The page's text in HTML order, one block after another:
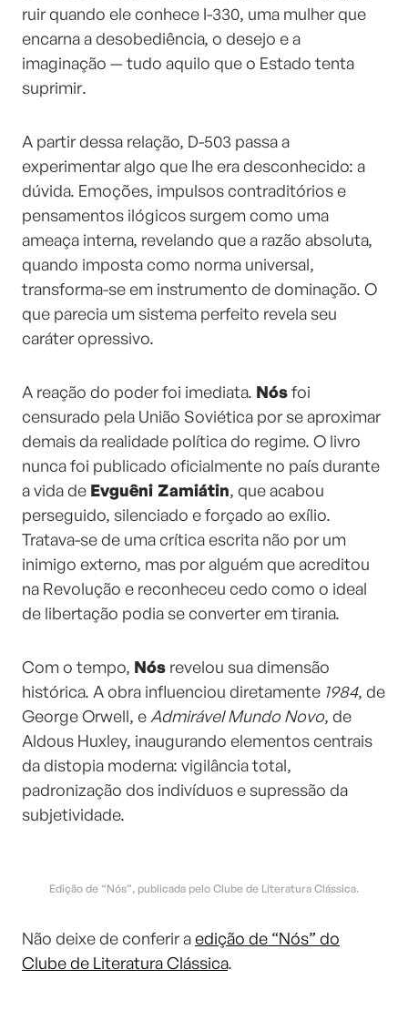
ruir quando ele conhece I-330, uma mulher que
encarna a desobediência, o desejo e a
imaginação — tudo aquilo que o Estado tenta
suprimir.
A partir dessa relação, D-503 passa a
experimentar algo que lhe era desconhecido: a
dúvida. Emoções, impulsos contraditórios e
pensamentos ilógicos surgem como uma
ameaça interna, revelando que a razão absoluta,
quando imposta como norma universal,
transforma-se em instrumento de dominação. O
que parecia um sistema perfeito revela seu
caráter opressivo.
A reação do poder foi imediata. Nósfoi
censurado pela União Soviética por se aproximar
demais da realidade política do regime. O livro
nunca foi publicado oficialmente no país durante
a vida de Evguêni Zamiátin, que acabou
perseguido, silenciado e forçado ao exílio.
Tratava-se de uma crítica escrita não por um
inimigo externo, mas por alguém que acreditou
na Revolução e reconheceu cedo como o ideal
de libertação podia se converter em tirania.
Com o tempo, Nós revelou sua dimensão
histórica. A obra influenciou diretamente 1984, de
George Orwell, e Admirável Mundo Novo, de
Aldous Huxley, inaugurando elementos centrais
da distopia moderna: vigilância total,
padronização dos indivíduos e supressão da
subjetividade.
Edição de “Nós”, publicada pelo Clube de Literatura Clássica.
Não deixe de conferir aedição de “Nós” do
Clube de Literatura Clássica.